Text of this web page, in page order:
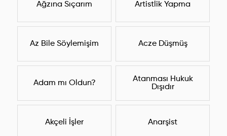
Ağzına Sıçarım Artistlik Yapma
Az Bile Söylemişim Acze Düşmüş
Adam mı Oldun?
Atanması Hukuk
Dışıdır
Akçeli İşler Anarşist